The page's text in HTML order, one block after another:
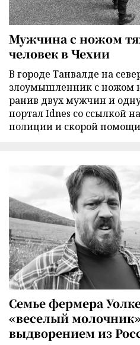
Мужчина с ножом
человек в Чехии
В городе Танвалде на
злоумышленник с ножом
ранив двух мужчин и
портал Idnes со ссылкой
полиции и скорой
Семье фермера
«веселый
выдворением из